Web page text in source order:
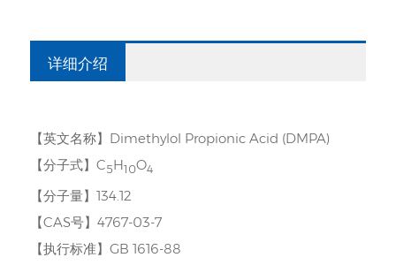
详细介绍
【英文名称】Dimethylol Propionic Acid (DMPA)
【分子式】C5H10O4
【分子量】134.12
【CAS号】4767-03-7
【执行标准】GB 1616-88